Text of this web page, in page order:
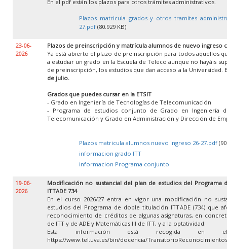
En el pdf están los plazos para otros trámites administrativos.
Plazos matricula grados y otros tramites
27.pdf (80.929 KB)
23-06-
2026
Plazos de preinscripción y matrícula alumnos de nuevo ingreso
Ya está abierto el plazo de preinscripción para todos aquellos
a estudiar un grado en la Escuela de Teleco aunque no hayáis
de preinscripción, los estudios que dan acceso a la Universidad.
de julio.
Grados que puedes cursar en la ETSIT
- Grado en Ingeniería de Tecnologías de Telecomunicación
- Programa de estudios conjunto de Grado en Ingeniería
Telecomunicación y Grado en Administración y Dirección de
Plazos matricula alumnos nuevo ingreso 26-27.pdf
informacion grado ITT
informacion Programa conjunto
19-06-
2026
Modificación no sustancial del plan de estudios del Programa
ITTADE 734
En el curso 2026/27 entra en vigor una modificación no
estudios del Programa de doble titulación ITTADE (734) que
reconocimiento de créditos de algunas asignaturas, en
de ITT y de ADE y Matemáticas III de ITT, y a la optatividad.
Esta información está recogida en el
https://www.tel.uva.es/bin/docencia/